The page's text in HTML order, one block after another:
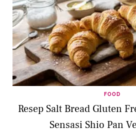
FOOD
Resep Salt Bread Gluten
Sensasi Shio Pan